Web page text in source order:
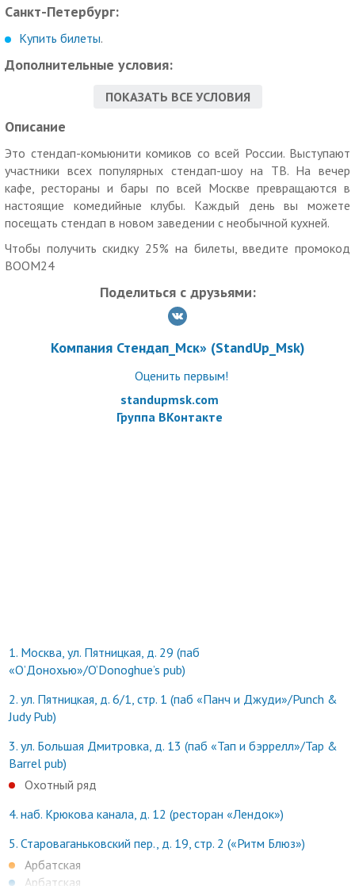
Санкт-Петербург:
Купить билеты.
Дополнительные условия:
Скидка по промокоду не суммируется с другими скидками и
Для получения скидки необходимо ввести промокод
BOOM24 при покупке билета насайте.
«МегаКупон» не несет ответственности за отмену, перенос
и изменение даты/времени мероприятий.
Услуги (товары) предоставляются ИП Копченов Александр
ERID: LjN8KD7Dh
ПОКАЗАТЬ ВСЕ УСЛОВИЯ
Описание
Это стендап-комьюнити комиков со всей России. Выступают
участники всех популярных стендап-шоу на ТВ. На вечер
кафе, рестораны и бары по всей Москве превращаются в
настоящие комедийные клубы. Каждый день вы можете
посещать стендап в новом заведении с необычной кухней.
Чтобы получить скидку 25% на билеты, введите промокод
BOOM24
Поделиться с друзьями:
Компания Стендап_Мск» (StandUp_Msk)
Оценить первым!
standupmsk.com
Группа ВКонтакте
1. Москва, ул. Пятницкая, д. 29 (паб
«О’Донохью»/O’Donoghue’s pub)
2. ул. Пятницкая, д. 6/1, стр. 1 (паб «Панч и Джуди»/Punch &
Judy Pub)
3. ул. Большая Дмитровка, д. 13 (паб «Тап и бэррелл»/Tap &
Barrel pub)
Охотный ряд
4. наб. Крюкова канала, д. 12 (ресторан «Лендок»)
5. Староваганьковский пер., д. 19, стр. 2 («Ритм Блюз»)
Арбатская
Арбатская